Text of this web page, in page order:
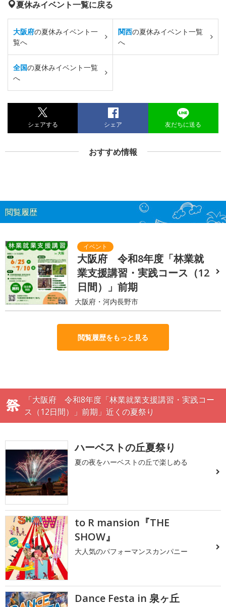
夏休みイベント一覧に戻る
大阪府の夏休みイベント一
覧へ
関西の夏休みイベント一覧
へ
全国の夏休みイベント一覧
へ
シェアする シェア 友だちに送る
おすすめ情報
閲覧履歴
大阪府 令和8年度「林業就
業支援講習・実践コース（12
日間）」前期
大阪府・河内長野市
閲覧履歴をもっと見る
「大阪府 令和8年度「林業就業支援講習・実践コー
ス（12日間）」前期」近くの夏祭り
ハーベストの丘夏祭り
夏の夜をハーベストの丘で楽しめる
to R mansion『THE
SHOW』
大人気のパフォーマンスカンパニー
Dance Festa in 泉ヶ丘